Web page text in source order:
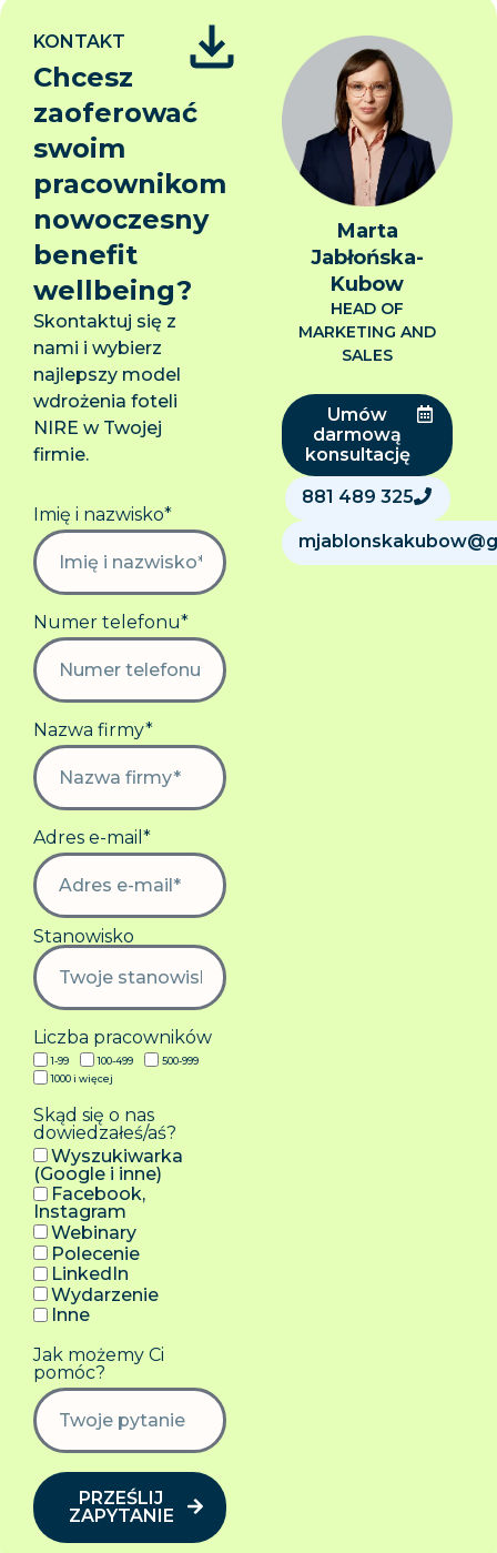
KONTAKT
Chcesz
zaoferować
swoim
pracownikom
nowoczesny
benefit
wellbeing?
Skontaktuj się z
nami i wybierz
najlepszy model
wdrożenia foteli
NIRE w Twojej
firmie.
Imię i nazwisko*
Numer telefonu*
Nazwa firmy*
Adres e-mail*
Stanowisko
Liczba pracowników
1-99 100-499
500-999
1000 i więcej
Skąd się o nas
dowiedzałeś/aś?
Wyszukiwarka
(Google i inne)
Facebook,
Instagram
Webinary
Polecenie
LinkedIn
Wydarzenie
Inne
Jak możemy Ci
pomóc?
PRZEŚLIJ
ZAPYTANIE
Marta
Jabłońska-
Kubow
HEAD OF
MARKETING AND
SALES
Umów
darmową
konsultację
881 489 325